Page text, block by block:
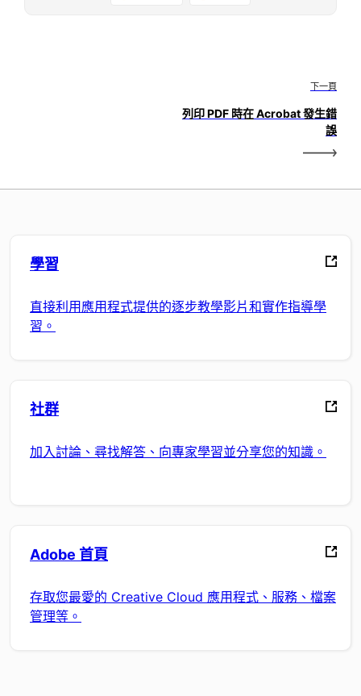
下一頁
列印 PDF 時在 Acrobat 發生錯
誤
學習
直接利用應用程式提供的逐步教學影片和實作指導學
習。
社群
加入討論、尋找解答、向專家學習並分享您的知識。
Adobe 首頁
存取您最愛的 Creative Cloud 應用程式、服務、檔案
管理等。